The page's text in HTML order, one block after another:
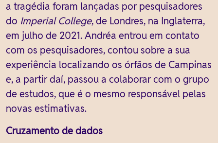
a tragédia foram lançadas por pesquisadores
do Imperial College, de Londres, na Inglaterra,
em julho de 2021. Andréa entrou em contato
com os pesquisadores, contou sobre a sua
experiência localizando os órfãos de Campinas
e, a partir daí, passou a colaborar com o grupo
de estudos, que é o mesmo responsável pelas
novas estimativas.
Cruzamento de dados